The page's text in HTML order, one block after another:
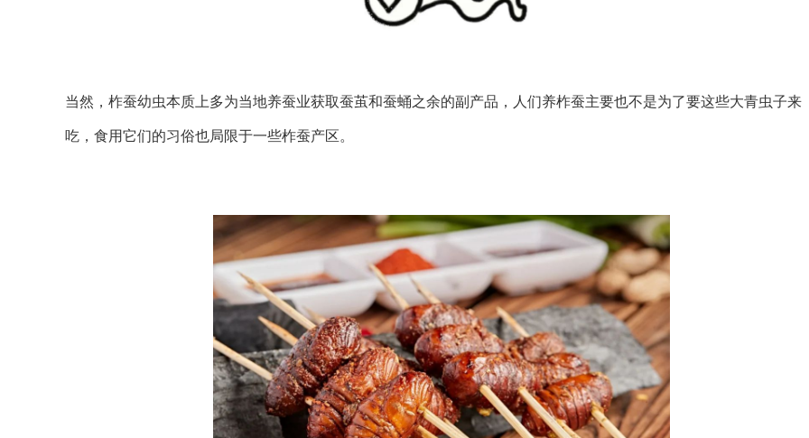
当然，柞蚕幼虫本质上多为当地养蚕业获取蚕茧和蚕蛹之余的副产品，人们养柞蚕主要也不是为了要这些大青虫子来
吃，食用它们的习俗也局限于一些柞蚕产区。